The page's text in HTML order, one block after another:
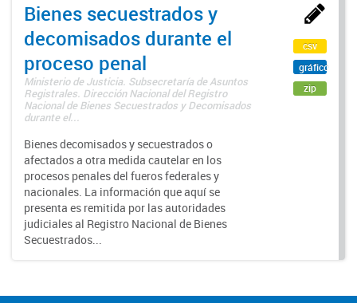
Bienes secuestrados y
decomisados durante el
proceso penal
Ministerio de Justicia. Subsecretaría de Asuntos
Registrales. Dirección Nacional del Registro
Nacional de Bienes Secuestrados y Decomisados
durante el...
Bienes decomisados y secuestrados o
afectados a otra medida cautelar en los
procesos penales del fueros federales y
nacionales. La información que aquí se
presenta es remitida por las autoridades
judiciales al Registro Nacional de Bienes
Secuestrados...
csv
gráfico
zip